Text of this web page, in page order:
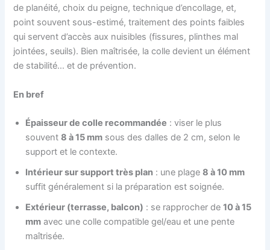
de planéité, choix du peigne, technique d’encollage, et,
point souvent sous-estimé, traitement des points faibles
qui servent d’accès aux nuisibles (fissures, plinthes mal
jointées, seuils). Bien maîtrisée, la colle devient un élément
de stabilité… et de prévention.
En bref
Épaisseur de colle recommandée : viser le plus
souvent8 à 15 mm sous des dalles de 2 cm, selon le
support et le contexte.
Intérieur sur support très plan : une plage8 à 10 mm
suffit généralement si la préparation est soignée.
Extérieur (terrasse, balcon) : se rapprocher de10 à 15
mm avec une colle compatible gel/eau et une pente
maîtrisée.